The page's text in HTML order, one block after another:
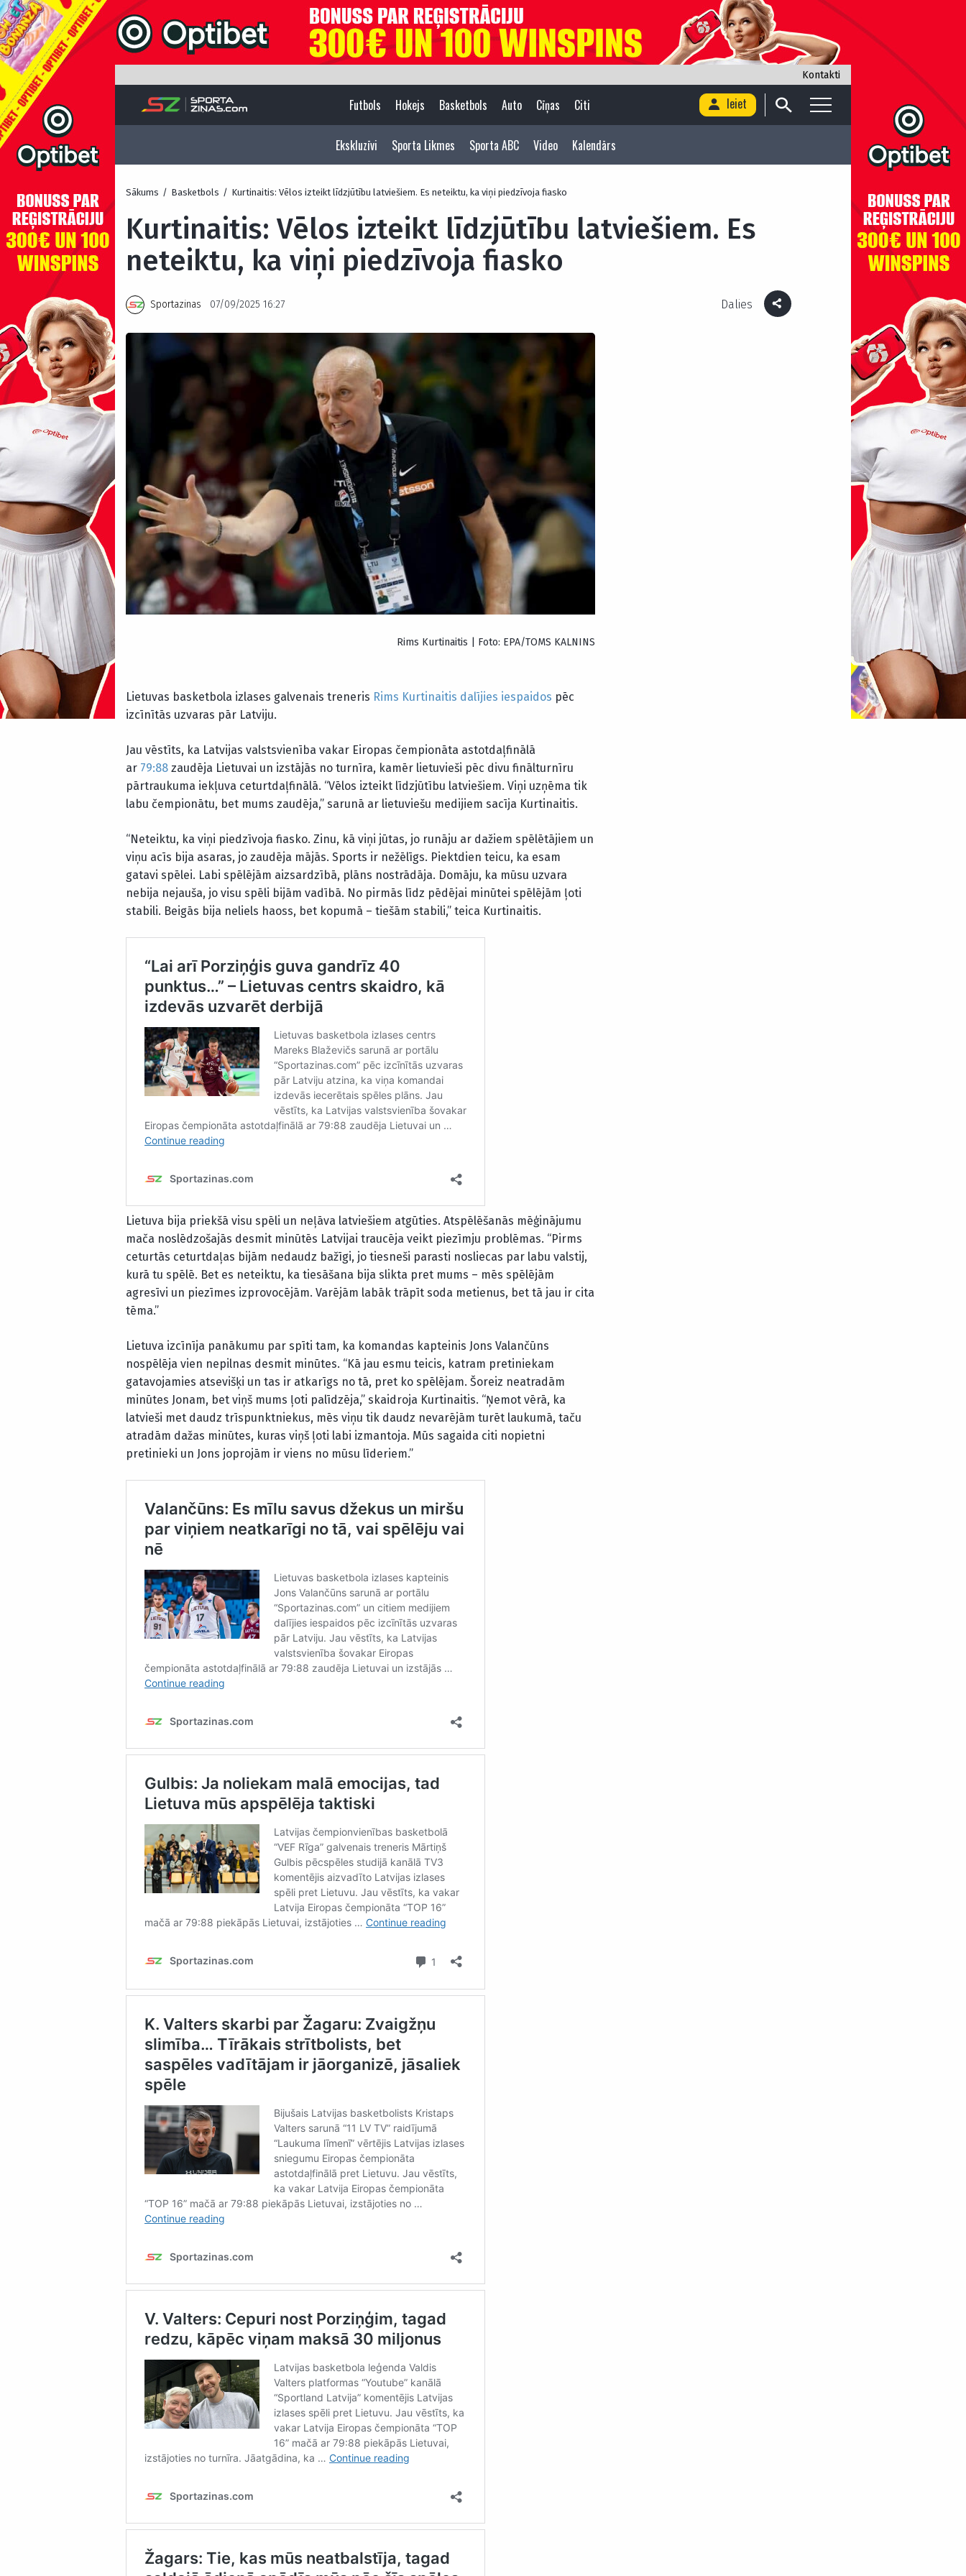
Kontakti
Futbols Hokejs Basketbols Auto Cīņas Citi Ieiet
Ekskluzīvi Sporta Likmes Sporta ABC Video Kalendārs
Sākums / Basketbols / Kurtinaitis: Vēlos izteikt līdzjūtību latviešiem. Es neteiktu, ka viņi piedzīvoja fiasko
Kurtinaitis: Vēlos izteikt līdzjūtību latviešiem. Es
neteiktu, ka viņi piedzīvoja fiasko
Sportazinas 07/09/2025 16:27 Dalies
Rims Kurtinaitis | Foto: EPA/TOMS KALNINS
Lietuvas basketbola izlases galvenais treneris Rims Kurtinaitis dalījies iespaidos pēc
izcīnītās uzvaras pār Latviju.
Jau vēstīts, ka Latvijas valstsvienība vakar Eiropas čempionāta astotdaļfinālā
ar 79:88 zaudēja Lietuvai un izstājās no turnīra, kamēr lietuvieši pēc divu finālturnīru
pārtraukuma iekļuva ceturtdaļfinālā. “Vēlos izteikt līdzjūtību latviešiem. Viņi uzņēma tik
labu čempionātu, bet mums zaudēja,” sarunā ar lietuviešu medijiem sacīja Kurtinaitis.
“Neteiktu, ka viņi piedzīvoja fiasko. Zinu, kā viņi jūtas, jo runāju ar dažiem spēlētājiem un
viņu acīs bija asaras, jo zaudēja mājās. Sports ir nežēlīgs. Piektdien teicu, ka esam
gatavi spēlei. Labi spēlējām aizsardzībā, plāns nostrādāja. Domāju, ka mūsu uzvara
nebija nejauša, jo visu spēli bijām vadībā. No pirmās līdz pēdējai minūtei spēlējām ļoti
stabili. Beigās bija neliels haoss, bet kopumā – tiešām stabili,” teica Kurtinaitis.
Lietuva bija priekšā visu spēli un neļāva latviešiem atgūties. Atspēlēšanās mēģinājumu
mača noslēdzošajās desmit minūtēs Latvijai traucēja veikt piezīmju problēmas. “Pirms
ceturtās ceturtdaļas bijām nedaudz bažīgi, jo tiesneši parasti nosliecas par labu valstij,
kurā tu spēlē. Bet es neteiktu, ka tiesāšana bija slikta pret mums – mēs spēlējām
agresīvi un piezīmes izprovocējām. Varējām labāk trāpīt soda metienus, bet tā jau ir cita
tēma.”
Lietuva izcīnīja panākumu par spīti tam, ka komandas kapteinis Jons Valančūns
nospēlēja vien nepilnas desmit minūtes. “Kā jau esmu teicis, katram pretiniekam
gatavojamies atsevišķi un tas ir atkarīgs no tā, pret ko spēlējam. Šoreiz neatradām
minūtes Jonam, bet viņš mums ļoti palīdzēja,” skaidroja Kurtinaitis. “Ņemot vērā, ka
latvieši met daudz trīspunktniekus, mēs viņu tik daudz nevarējām turēt laukumā, taču
atradām dažas minūtes, kuras viņš ļoti labi izmantoja. Mūs sagaida citi nopietni
pretinieki un Jons joprojām ir viens no mūsu līderiem.”